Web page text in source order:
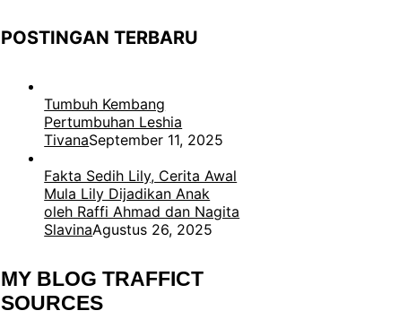
POSTINGAN TERBARU
Tumbuh Kembang
Pertumbuhan Leshia
TivanaSeptember 11, 2025
Fakta Sedih Lily, Cerita Awal
Mula Lily Dijadikan Anak
oleh Raffi Ahmad dan Nagita
SlavinaAgustus 26, 2025
MY BLOG TRAFFICT
SOURCES